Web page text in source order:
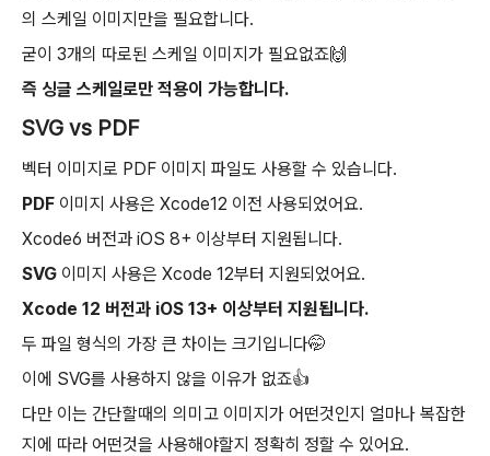
의 스케일 이미지만을 필요합니다.
굳이 3개의 따로된 스케일 이미지가 필요없죠🙌
즉 싱글 스케일로만 적용이 가능합니다.
SVG vs PDF
벡터 이미지로 PDF 이미지 파일도 사용할 수 있습니다.
PDF 이미지 사용은 Xcode12 이전 사용되었어요.
Xcode6 버전과 iOS 8+ 이상부터 지원됩니다.
SVG 이미지 사용은 Xcode 12부터 지원되었어요.
Xcode 12 버전과 iOS 13+ 이상부터 지원됩니다.
두 파일 형식의 가장 큰 차이는 크기입니다🤭
이에 SVG를 사용하지 않을 이유가 없죠👍
다만 이는 간단할때의 의미고 이미지가 어떤것인지 얼마나 복잡한
지에 따라 어떤것을 사용해야할지 정확히 정할 수 있어요.